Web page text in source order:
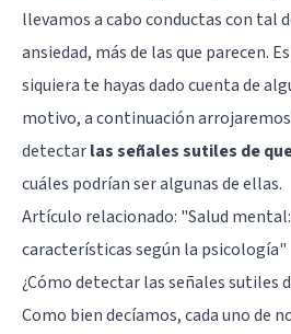
llevamos a cabo conductas con tal
ansiedad, más de las que parecen.
siquiera te hayas dado cuenta de
motivo, a continuación
detectarlas señales sutiles de
cuáles podrían ser algunas de ellas.
Artículo relacionado: "Salud
características según la psicología"
¿Cómo detectar las señales sutiles
Como bien decíamos, cada uno de